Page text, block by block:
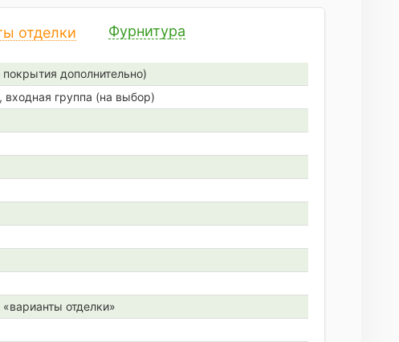
отделки Фурнитура
дополнительно)
входная группа (на выбор)
отделки»